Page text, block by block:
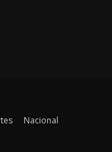
Nacional